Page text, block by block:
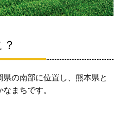
の南部に位置し、熊本県と
まちです。